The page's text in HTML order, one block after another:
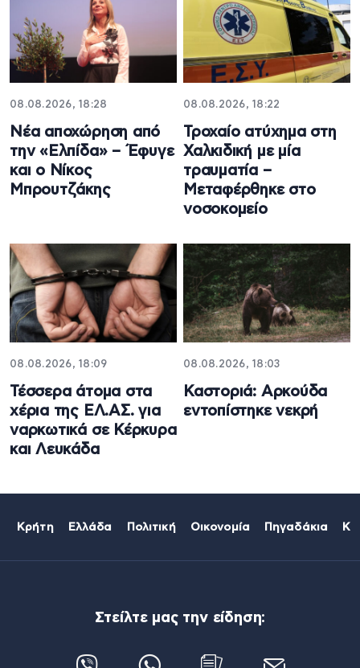
08.08.2026, 18:28
Νέα αποχώρηση από
την «Ελπίδα» – Έφυγε
και ο Νίκος
Μπρουτζάκης
08.08.2026, 18:22
Τροχαίο ατύχημα στη
Χαλκιδική με μία
τραυματία –
Μεταφέρθηκε στο
νοσοκομείο
08.08.2026, 18:09
Τέσσερα άτομα στα
χέρια της ΕΛ.ΑΣ. για
ναρκωτικά σε Κέρκυρα
και Λευκάδα
08.08.2026, 18:03
Καστοριά: Αρκούδα
εντοπίστηκε νεκρή
Κρήτη Ελλάδα Πολιτική Οικονομία Πηγαδάκια
Στείλτε μας την είδηση: